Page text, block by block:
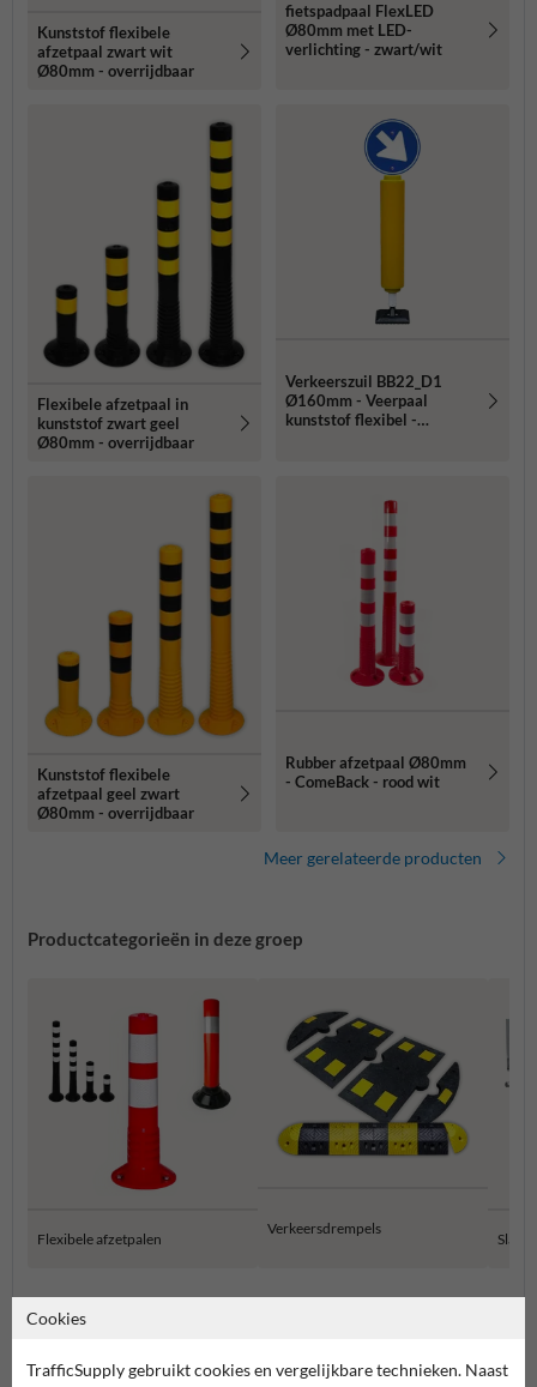
Kunststof flexibele
afzetpaal zwart wit
Ø80mm - overrijdbaar
fietspadpaal FlexLED
Ø80mm met LED-
verlichting - zwart/wit
Flexibele afzetpaal in
kunststof zwart geel
Ø80mm - overrijdbaar
Verkeerszuil BB22_D1
Ø160mm - Veerpaal
kunststof flexibel -
Kunststof flexibele
afzetpaal geel zwart
Ø80mm - overrijdbaar
Rubber afzetpaal Ø80mm
- ComeBack - rood wit
Meer gerelateerde producten
Productcategorieën in deze groep
Flexibele afzetpalen
Verkeersdrempels
Cookies
TrafficSupply gebruikt cookies en vergelijkbare technieken. Naast